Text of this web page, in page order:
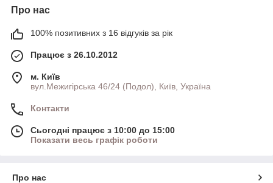
Про нас
100% позитивних з 16 відгуків за рік
Працює з 26.10.2012
м. Київ
вул.Межигірська 46/24 (Подол), Київ, Україна
Контакти
Сьогодні працює з 10:00 до 15:00
Показати весь графік роботи
Про нас